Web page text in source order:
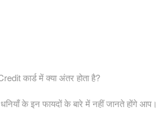
कार्ड में क्या अंतर होता है?
के इन फायदों के बारे में नहीं जानते होंगे आप।